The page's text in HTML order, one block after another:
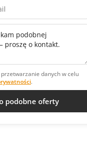
danych w celu
.
podobne oferty